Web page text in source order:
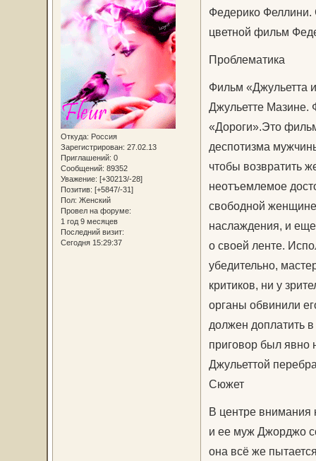
Откуда: Россия
Зарегистрирован: 27.02.13
Приглашений: 0
Сообщений: 89352
Уважение: [+30213/-28]
Позитив: [+5847/-31]
Пол: Женский
Провел на форуме:
1 год 9 месяцев
Последний визит:
Сегодня 15:29:37
Федерико Феллини.
цветной фильм
Проблематика
Фильм «Джульетта
Джульетте Мазине.
«Дороги».Это
деспотизма
чтобы возвратить
неотъемлемое
свободной
наслаждения, и
о своей ленте.
убедительно,
критиков, ни у
органы обвинили
должен доплатить
приговор был явно
Джульеттой
Сюжет
В центре внимания
и ее муж Джорджо
она всё же